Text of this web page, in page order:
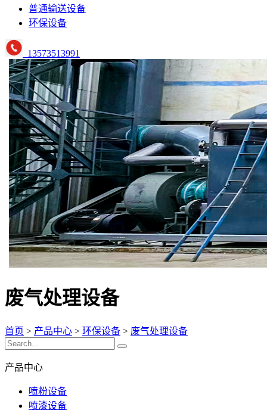
普通输送设备
环保设备
13573513991
废气处理设备
首页 > 产品中心 > 环保设备 > 废气处理设备
产品中心
喷粉设备
喷漆设备